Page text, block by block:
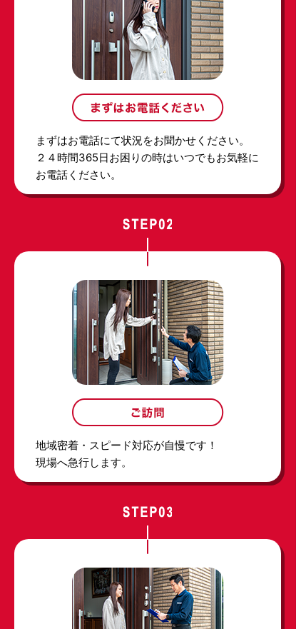
まずはお電話にて状況をお聞かせください。
２４時間365日お困りの時はいつでもお気軽に
お電話ください。
地域密着・スピード対応が自慢です！
現場へ急行します。